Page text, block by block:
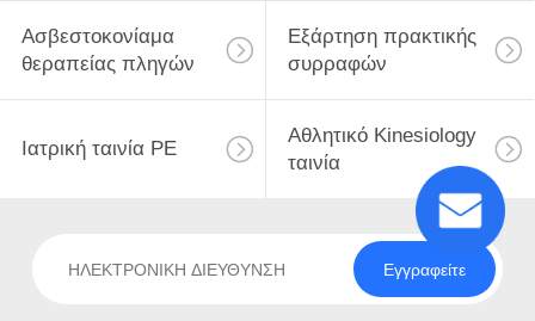
Ασβεστοκονίαμα
θεραπείας πληγών
Εξάρτηση πρακτικής
συρραφών
Ιατρική ταινία PE
Αθλητικό Kinesiology
ταινία
Εγγραφείτε